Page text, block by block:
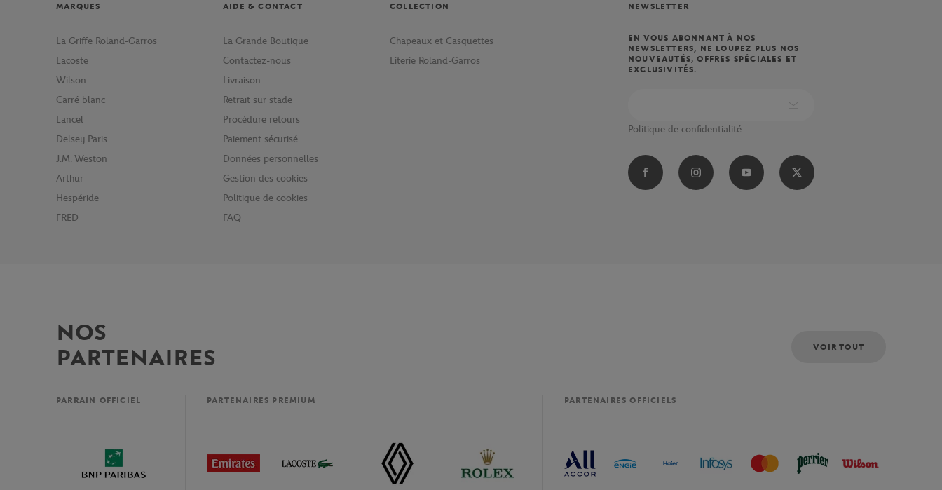
NEWSLETTER
EN VOUS ABONNANT À NOS
NEWSLETTERS, NE LOUPEZ PLUS NOS
NOUVEAUTÉS, OFFRES SPÉCIALES ET
EXCLUSIVITÉS.
Politique de confidentialité
MARQUES
La Griffe Roland-Garros
Lacoste
Wilson
Carré blanc
Lancel
Delsey Paris
J.M. Weston
Arthur
Hespéride
FRED
AIDE & CONTACT
La Grande Boutique
Contactez-nous
Livraison
Retrait sur stade
Procédure retours
Paiement sécurisé
Données personnelles
Gestion des cookies
Politique de cookies
FAQ
COLLECTION
Chapeaux et Casquettes
Literie Roland-Garros
NOS
PARTENAIRES
VOIR TOUT
PARRAIN OFFICIEL PARTENAIRES PREMIUM PARTENAIRES OFFICIELS